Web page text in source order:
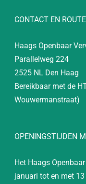
CONTACT EN ROUTE
Haags Openbaar
Parallelweg 224
2525 NL Den Haag
Bereikbaar met de
Wouwermanstraat)
OPENINGSTIJDEN
Het Haags
januari tot en met